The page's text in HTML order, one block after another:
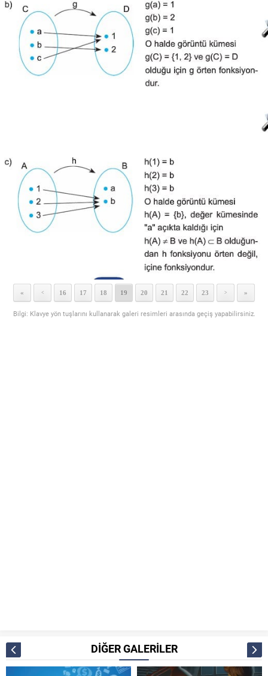
« < 16 17 18 19 20 21 22 23 > »
Bilgi: Klavye yön tuşlarını kullanarak galeri resimleri arasında geçiş yapabilirsiniz.
DİĞER GALERİLER